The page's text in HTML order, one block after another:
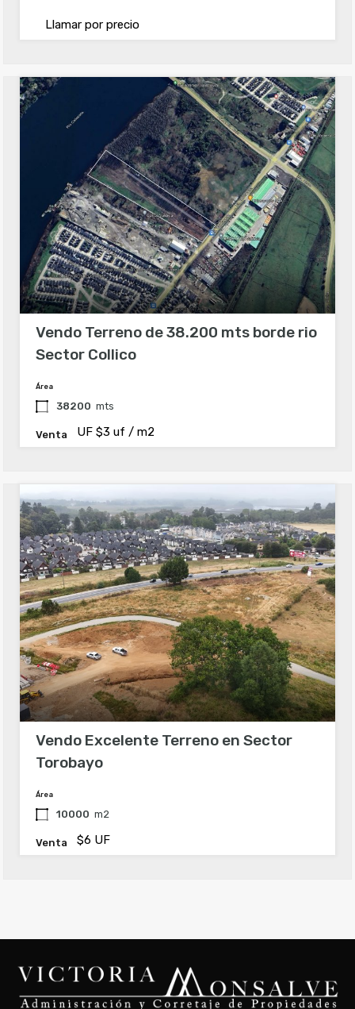
Llamar por precio
Vendo Terreno de 38.200 mts borde rio
Sector Collico
Área
38200 mts
Venta UF $3 uf / m2
Vendo Excelente Terreno en Sector
Torobayo
Área
10000 m2
Venta $6 UF